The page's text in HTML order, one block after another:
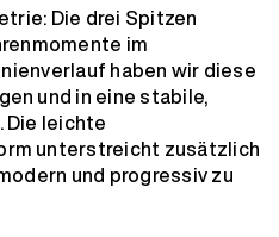
Die drei Spitzen
im
haben wir diese
und in eine stabile,
Die leichte
unterstreicht zusätzlich
und progressiv zu